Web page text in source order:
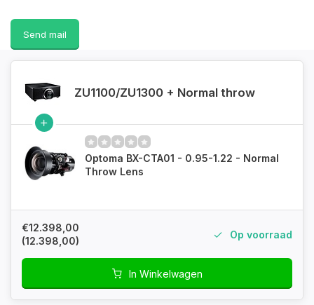
Send mail
ZU1100/ZU1300 + Normal throw
Optoma BX-CTA01 - 0.95-1.22 - Normal
Throw Lens
€12.398,00
(12.398,00)
Op voorraad
In Winkelwagen